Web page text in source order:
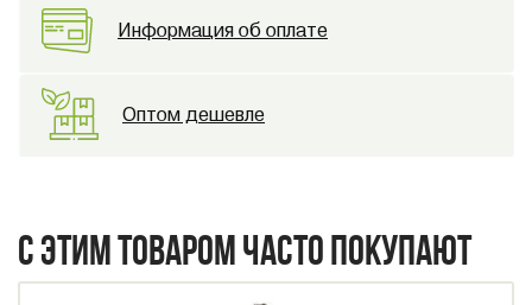
Информация об оплате
Оптом дешевле
С ЭТИМ ТОВАРОМ ЧАСТО ПОКУПАЮТ